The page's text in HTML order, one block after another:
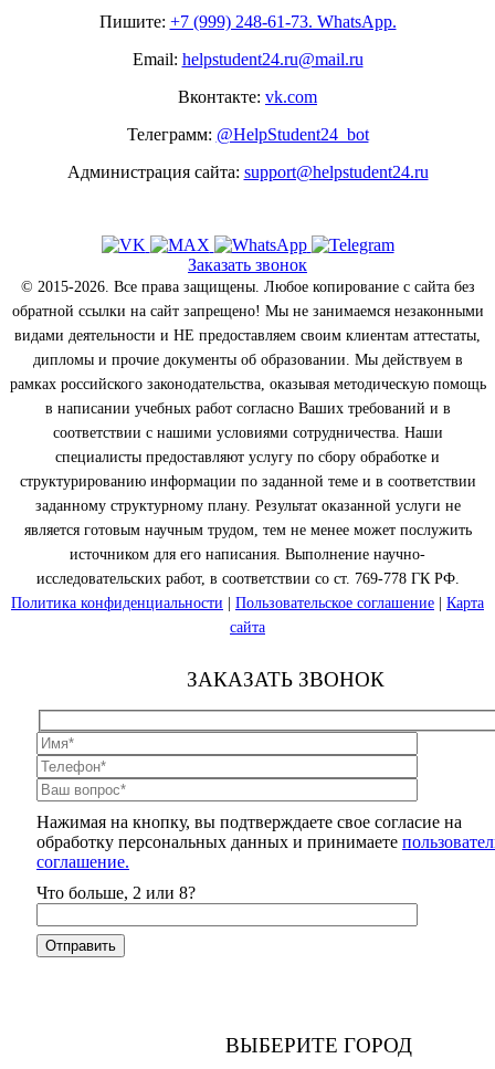
Пишите: +7 (999) 248-61-73. WhatsApp.
Email: helpstudent24.ru@mail.ru
Вконтакте: vk.com
Телеграмм: @HelpStudent24_bot
Администрация сайта: support@helpstudent24.ru
Заказать звонок
© 2015-2026. Все права защищены. Любое копирование с сайта без
обратной ссылки на сайт запрещено! Мы не занимаемся незаконными
видами деятельности и НЕ предоставляем своим клиентам аттестаты,
дипломы и прочие документы об образовании. Мы действуем в
рамках российского законодательства, оказывая методическую помощь
в написании учебных работ согласно Ваших требований и в
соответствии с нашими условиями сотрудничества. Наши
специалисты предоставляют услугу по сбору обработке и
структурированию информации по заданной теме и в соответствии
заданному структурному плану. Результат оказанной услуги не
является готовым научным трудом, тем не менее может послужить
источником для его написания. Выполнение научно-
исследовательских работ, в соответствии со ст. 769-778 ГК РФ.
Политика конфиденциальности
Пользовательское соглашение
Карта
сайта
ЗАКАЗАТЬ ЗВОНОК
Нажимая на кнопку, вы подтверждаете свое согласие на
обработку персональных данных и принимаете
соглашение.
Что больше, 2 или 8?
ВЫБЕРИТЕ ГОРОД